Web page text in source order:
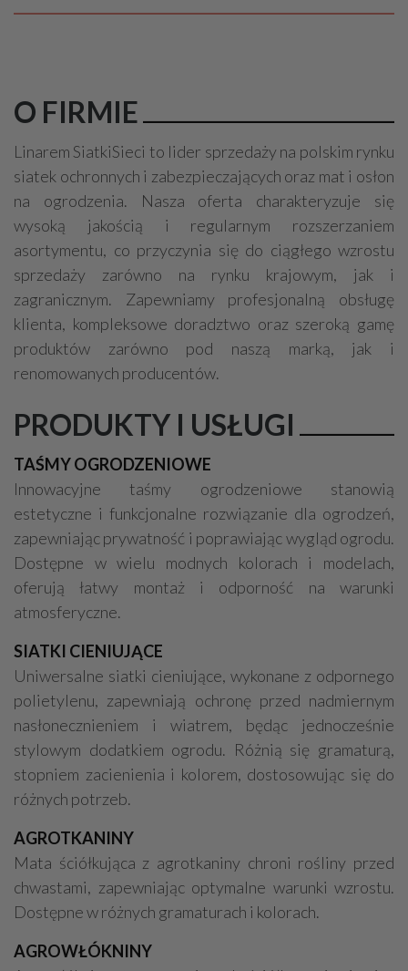
O FIRMIE
Linarem SiatkiSieci to lider sprzedaży na polskim rynku
siatek ochronnych i zabezpieczających oraz mat i osłon
na ogrodzenia. Nasza oferta charakteryzuje się
wysoką jakością i regularnym rozszerzaniem
asortymentu, co przyczynia się do ciągłego wzrostu
sprzedaży zarówno na rynku krajowym, jak i
zagranicznym. Zapewniamy profesjonalną obsługę
klienta, kompleksowe doradztwo oraz szeroką gamę
produktów zarówno pod naszą marką, jak i
renomowanych producentów.
PRODUKTY I USŁUGI
TAŚMY OGRODZENIOWE
Innowacyjne taśmy ogrodzeniowe stanowią
estetyczne i funkcjonalne rozwiązanie dla ogrodzeń,
zapewniając prywatność i poprawiając wygląd ogrodu.
Dostępne w wielu modnych kolorach i modelach,
oferują łatwy montaż i odporność na warunki
atmosferyczne.
SIATKI CIENIUJĄCE
Uniwersalne siatki cieniujące, wykonane z odpornego
polietylenu, zapewniają ochronę przed nadmiernym
nasłonecznieniem i wiatrem, będąc jednocześnie
stylowym dodatkiem ogrodu. Różnią się gramaturą,
stopniem zacienienia i kolorem, dostosowując się do
różnych potrzeb.
AGROTKANINY
Mata ściółkująca z agrotkaniny chroni rośliny przed
chwastami, zapewniając optymalne warunki wzrostu.
Dostępne w różnych gramaturach i kolorach.
AGROWŁÓKNINY